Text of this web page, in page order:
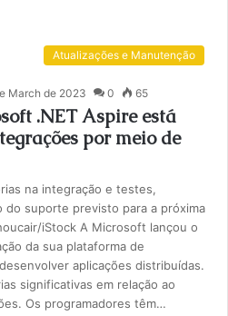
Atualizações e Manutenção
March de 2023 0 65
.NET Aspire está
por meio de
na integração e testes,
do suporte previsto para a próxima
iStock A Microsoft lançou o
da sua plataforma de
aplicações distribuídas.
significativas em relação ao
Os programadores têm…